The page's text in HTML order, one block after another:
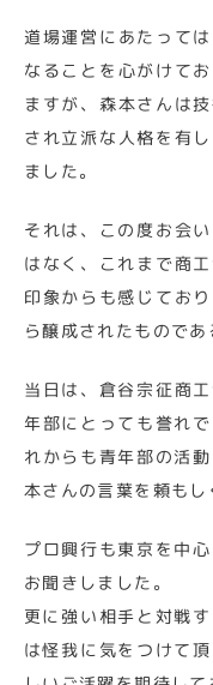
道場運営にあたって
なることを心がけて
ますが、森本さんは
され立派な人格を有
ました。
それは、この度お会
はなく、これまで商
印象からも感じてお
ら醸成されたものであ
当日は、倉谷宗征商
年部にとっても誉れ
れからも青年部の活
本さんの言葉を頼もし
プロ興行も東京を中
お聞きしました。
更に強い相手と対戦
は怪我に気をつけて